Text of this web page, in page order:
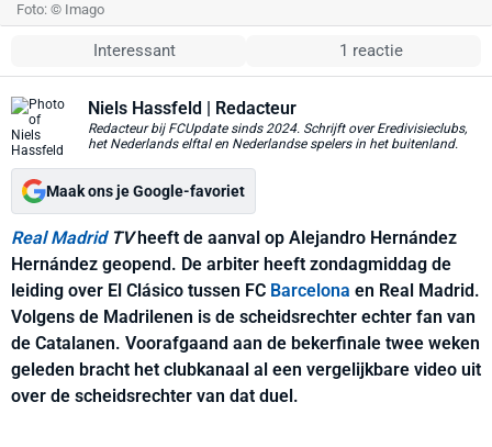
Foto: © Imago
Interessant 1 reactie
Niels Hassfeld | Redacteur
Redacteur bij FCUpdate sinds 2024. Schrijft over Eredivisieclubs,
het Nederlands elftal en Nederlandse spelers in het buitenland.
Maak ons je Google-favoriet
Real MadridTVheeft de aanval op Alejandro Hernández
Hernández geopend. De arbiter heeft zondagmiddag de
leiding over El Clásico tussen FC Barcelona en Real Madrid.
Volgens de Madrilenen is de scheidsrechter echter fan van
de Catalanen. Voorafgaand aan de bekerfinale twee weken
geleden bracht het clubkanaal al een vergelijkbare video uit
over de scheidsrechter van dat duel.